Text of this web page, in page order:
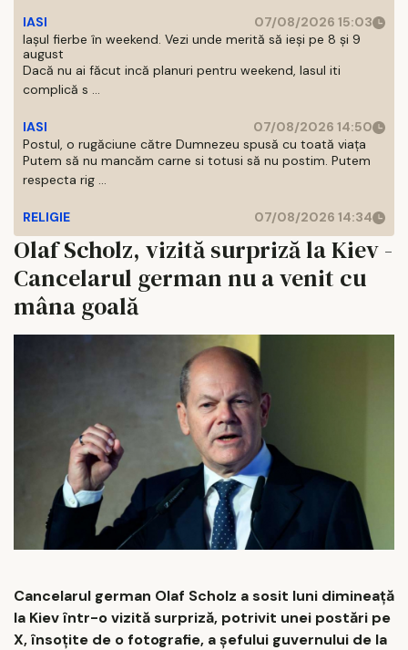
IASI
07/08/2026 15:03
Iașul fierbe în weekend. Vezi unde merită să ieși pe 8 și 9
august
Dacă nu ai făcut incă planuri pentru weekend, Iasul iti
complică s ...
IASI
07/08/2026 14:50
Postul, o rugăciune către Dumnezeu spusă cu toată viața
Putem să nu mancăm carne si totusi să nu postim. Putem
respecta rig ...
RELIGIE 07/08/2026 14:34
Olaf Scholz, vizită surpriză la Kiev -
Cancelarul german nu a venit cu
mâna goală
Cancelarul german Olaf Scholz a sosit luni dimineaţă
la Kiev într-o vizită surpriză, potrivit unei postări pe
X, însoţite de o fotografie, a şefului guvernului de la